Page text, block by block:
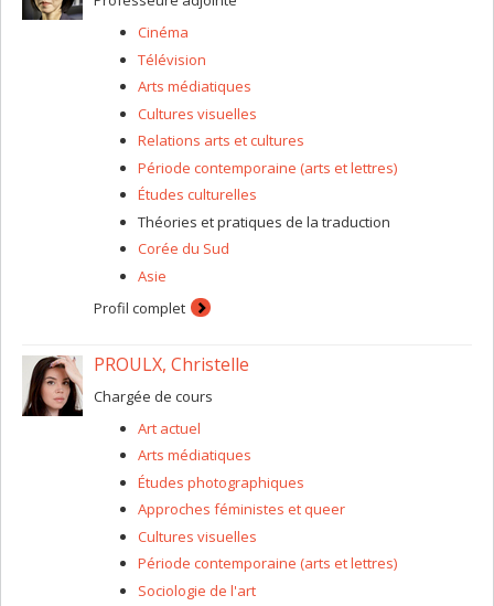
Cinéma
Télévision
Arts médiatiques
Cultures visuelles
Relations arts et cultures
Période contemporaine (arts et lettres)
Études culturelles
Théories et pratiques de la traduction
Corée du Sud
Asie
Profil complet
PROULX, Christelle
Chargée de cours
Art actuel
Arts médiatiques
Études photographiques
Approches féministes et queer
Cultures visuelles
Période contemporaine (arts et lettres)
Sociologie de l'art